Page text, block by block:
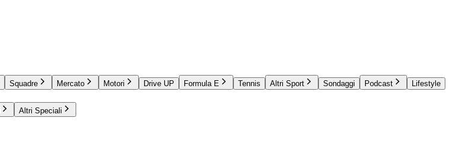
Squadre Mercato Motori Drive UP Formula E Tennis Altri Sport Sondaggi Podcast
Lifestyle
Altri Speciali